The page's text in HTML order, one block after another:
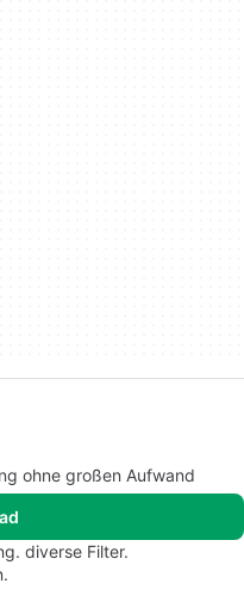
ohne großen Aufwand
diverse Filter.